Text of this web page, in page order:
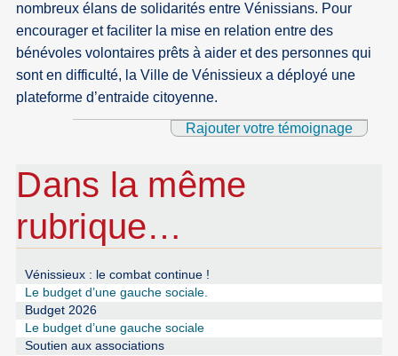
nombreux élans de solidarités entre Vénissians. Pour
encourager et faciliter la mise en relation entre des
bénévoles volontaires prêts à aider et des personnes qui
sont en difficulté, la Ville de Vénissieux a déployé une
plateforme d’entraide citoyenne.
Rajouter votre témoignage
Dans la même
rubrique…
Vénissieux : le combat continue !
Le budget d’une gauche sociale.
Budget 2026
Le budget d’une gauche sociale
Soutien aux associations